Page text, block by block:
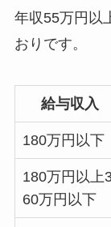
年収55万円以
おりです。
給与収入
180万円以下
180万円以上
60万円以下